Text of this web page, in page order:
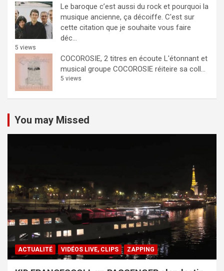
Le baroque c’est aussi du rock et pourquoi la
musique ancienne, ça décoiffe. C'est sur
cette citation que je souhaite vous faire
déc...
5 views
COCOROSIE, 2 titres en écoute L'étonnant et
musical groupe COCOROSIE réiteire sa coll...
5 views
You may Missed
ACTUALITÉ VIDÉOS LIVE, CLIPS ZAPPING